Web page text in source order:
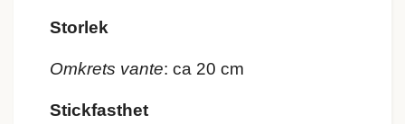
Storlek
Omkrets vante: ca 20 cm
Stickfasthet